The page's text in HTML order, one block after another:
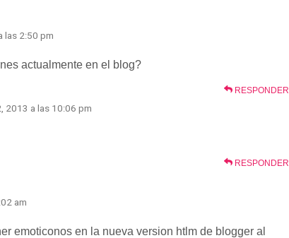
las 2:50 pm
actualmente en el blog?
RESPONDER
2013 a las 10:06 pm
RESPONDER
am
emoticonos en la nueva version htlm de blogger al